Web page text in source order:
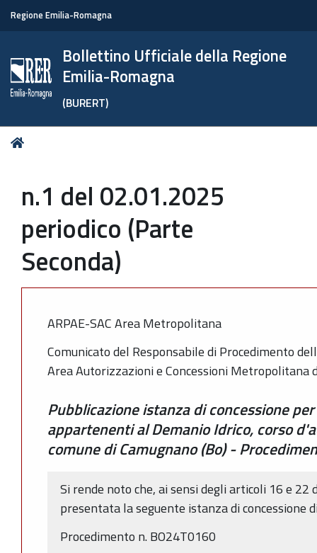
Regione Emilia-Romagna
Bollettino Ufficiale della Regione
Emilia-Romagna
(BURERT)
Tu
n.1 del 02.01.2025
periodico (Parte
Seconda)
ARPAE-SAC Area Metropolitana
Comunicato del Responsabile di Procedimento
Area Autorizzazioni e Concessioni Metropolitana
Pubblicazione istanza di concessione
appartenenti al Demanio Idrico, corso
comune di Camugnano (Bo) -
Si rende noto che, ai sensi degli articoli 16 e 22
presentata la seguente istanza di concessione
Procedimento n. BO24T0160